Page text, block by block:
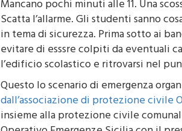
Scatta l’allarme. Gli studenti sanno
in tema di sicurezza. Prima sotto ai
evitare di esssre colpiti da eventuali
l’edificio scolastico e ritrovarsi nel
Questo lo scenario di emergenza
dall’associazione di protezione civile
insieme alla protezione civile
Operativo Emergenze Sicilia con il